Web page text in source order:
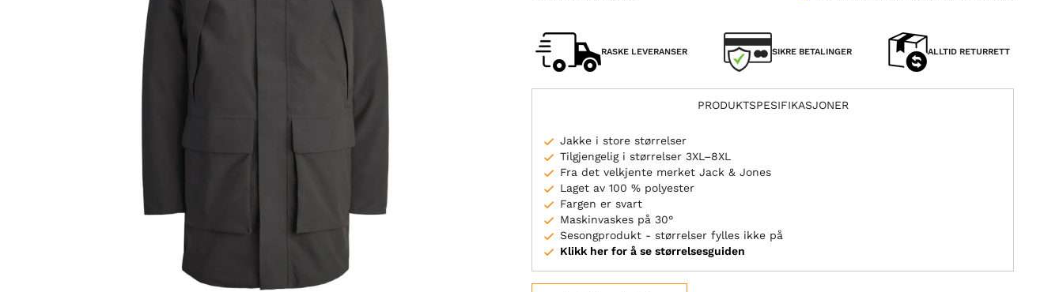
RASKE LEVERANSER SIKRE BETALINGER ALLTID RETURRETT
PRODUKTSPESIFIKASJONER
Jakke i store størrelser
Tilgjengelig i størrelser 3XL–8XL
Fra det velkjente merket Jack & Jones
Laget av 100 % polyester
Fargen er svart
Maskinvaskes på 30°
Sesongprodukt - størrelser fylles ikke på
Klikk her for å se størrelsesguiden